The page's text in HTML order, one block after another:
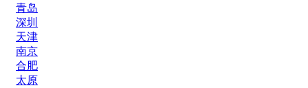
青岛
深圳
天津
南京
合肥
太原